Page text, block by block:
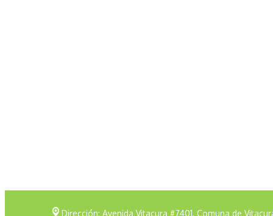
Dirección: Avenida Vitacura #7401, Comuna de